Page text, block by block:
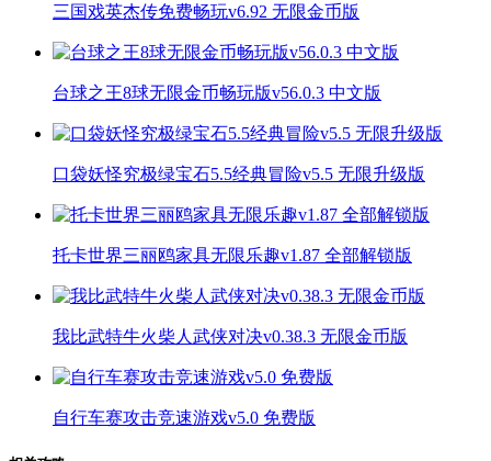
三国戏英杰传免费畅玩v6.92 无限金币版
台球之王8球无限金币畅玩版v56.0.3 中文版
口袋妖怪究极绿宝石5.5经典冒险v5.5 无限升级版
托卡世界三丽鸥家具无限乐趣v1.87 全部解锁版
我比武特牛火柴人武侠对决v0.38.3 无限金币版
自行车赛攻击竞速游戏v5.0 免费版